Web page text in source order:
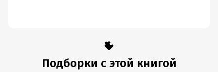
Подборки с этой книгой